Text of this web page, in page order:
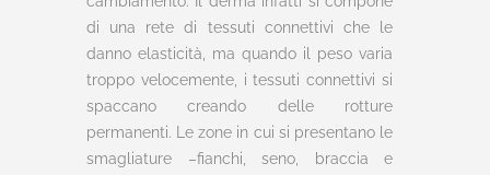
di una rete di tessuti connettivi che le
danno elasticità, ma quando il peso varia
troppo velocemente, i tessuti connettivi si
spaccano creando delle rotture
permanenti. Le zone in cui si presentano le
smagliature –fianchi, seno, braccia e